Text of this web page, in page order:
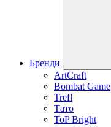
Бренди
ArtCraft
Bombat Game
Trefl
Тато
ToP Bright